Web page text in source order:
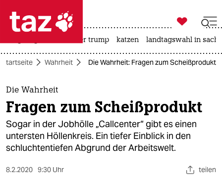
 taz zahl ich
taz zahl ich
themen
politik
öko

taz zahl ich
usa unter trump katzen landtagswahl in
Startseite Wahrheit Die Wahrheit: Fragen zum Scheißprodukt
Die Wahrheit
Fragen zum Scheißprodukt
Sogar in der Jobhölle „Callcenter“ gibt es einen
untersten Höllenkreis. Ein tiefer Einblick in den
schluchtentiefen Abgrund der Arbeitswelt.
8.2.2020 9:30 Uhr teilen